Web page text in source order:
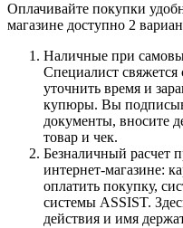
Оплачивайте покупки
магазине доступно 2
Наличные при
Специалист
уточнить время и
купюры. Вы
документы, вносите
товар и чек.
Безналичный расчет
интернет-магазине:
оплатить покупку,
системы ASSIST.
действия и имя